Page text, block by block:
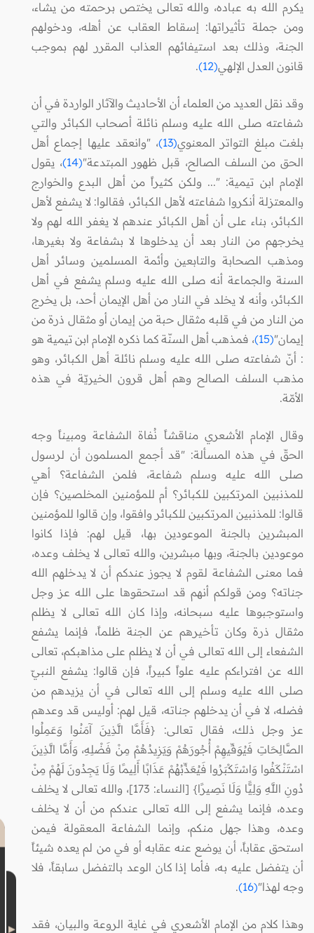
يكرم الله به عباده، والله تعالى يختص برحمته من يشاء،
ومن جملة تأثيراتها: إسقاط العقاب عن أهله، ودخولهم
الجنة، وذلك بعد استيفائهم العذاب المقرر لهم بموجب
قانون العدل الإلهي(12)
.
وقد نقل العديد من العلماء أن الأحاديث والآثار الواردة في أن
شفاعته صلى الله عليه وسلم نائلة أصحاب الكبائر والتي
بلغت مبلغ التواتر المعنوي(13)
، "وانعقد عليها إجماع أهل
الحق من السلف الصالح، قبل ظهور المبتدعة"(14)
، يقول
الإمام ابن تيمية: "... ولكن كثيراً من أهل البدع والخوارج
والمعتزلة أنكروا شفاعته لأهل الكبائر، فقالوا: لا يشفع لأهل
الكبائر، بناء على أن أهل الكبائر عندهم لا يغفر الله لهم ولا
يخرجهم من النار بعد أن يدخلوها لا بشفاعة ولا بغيرها،
ومذهب الصحابة والتابعين وأئمة المسلمين وسائر أهل
السنة والجماعة أنه صلى الله عليه وسلم يشفع في أهل
الكبائر، وأنه لا يخلد في النار من أهل الإيمان أحد، بل يخرج
من النار من في قلبه مثقال حبة من إيمان أو مثقال ذرة من
إيمان"(15)
، فمذهب أهل السنّة كما ذكره الإمام ابن تيمية هو
: أنّ شفاعته صلى الله عليه وسلم نائلة أهل الكبائر، وهو
مذهب السلف الصالح وهم أهل قرون الخيريّة في هذه
الأمّة.
وقال الإمام الأشعري مناقشاً نُفاة الشفاعة ومبيناً وجه
الحقّ في هذه المسألة: "قد أجمع المسلمون أن لرسول
صلى الله عليه وسلم شفاعة، فلمن الشفاعة؟ أهي
للمذنبين المرتكبين للكبائر؟ أم للمؤمنين المخلصين؟ فإن
قالوا: للمذنبين المرتكبين للكبائر وافقوا، وإن قالوا للمؤمنين
المبشرين بالجنة الموعودين بها، قيل لهم: فإذا كانوا
موعودين بالجنة، وبها مبشرين، والله تعالى لا يخلف وعده،
فما معنى الشفاعة لقوم لا يجوز عندكم أن لا يدخلهم الله
جناته؟ ومن قولكم أنهم قد استحقوها على الله عز وجل
واستوجبوها عليه سبحانه، وإذا كان الله تعالى لا يظلم
مثقال ذرة وكان تأخيرهم عن الجنة ظلماً، فإنما يشفع
الشفعاء إلى الله تعالى في أن لا يظلم على مذاهبكم، تعالى
الله عن افتراءكم عليه علواً كبيراً، فإن قالوا: يشفع النبيّ
صلى الله عليه وسلم إلى الله تعالى في أن يزيدهم من
فضله، لا في أن يدخلهم جناته، قيل لهم: أوليس قد وعدهم
عز وجل ذلك، فقال تعالى: {فَأَمَّا الَّذِينَ آمَنُوا وَعَمِلُوا
الصَّالِحَاتِ فَيُوَفِّيهِمْ أُجُورَهُمْ وَيَزِيدُهُمْ مِنْ فَضْلِهِ، وَأَمَّا الَّذِينَ
اسْتَنْكَفُوا وَاسْتَكْبَرُوا فَيُعَذِّبُهُمْ عَذَابًا أَلِيمًا وَلَا يَجِدُونَ لَهُمْ مِنْ
دُونِ اللَّهِ وَلِيًّا وَلَا نَصِيرًا} [النساء: 173]، والله تعالى لا يخلف
وعده، فإنما يشفع إلى الله تعالى عندكم من أن لا يخلف
وعده، وهذا جهل منكم، وإنما الشفاعة المعقولة فيمن
استحق عقاباً، أن يوضع عنه عقابه أو في من لم يعده شيئاً
أن يتفضل عليه به، فأما إذا كان الوعد بالتفضل سابقاً، فلا
وجه لهذا"(16)
.
وهذا كلام من الإمام الأشعري في غاية الروعة والبيان، فقد